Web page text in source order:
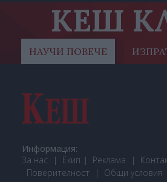
КЕШ
НАУЧИ ПОВЕЧЕ
Информация:
За нас
Екип Реклама
Поверителност
Общи условия